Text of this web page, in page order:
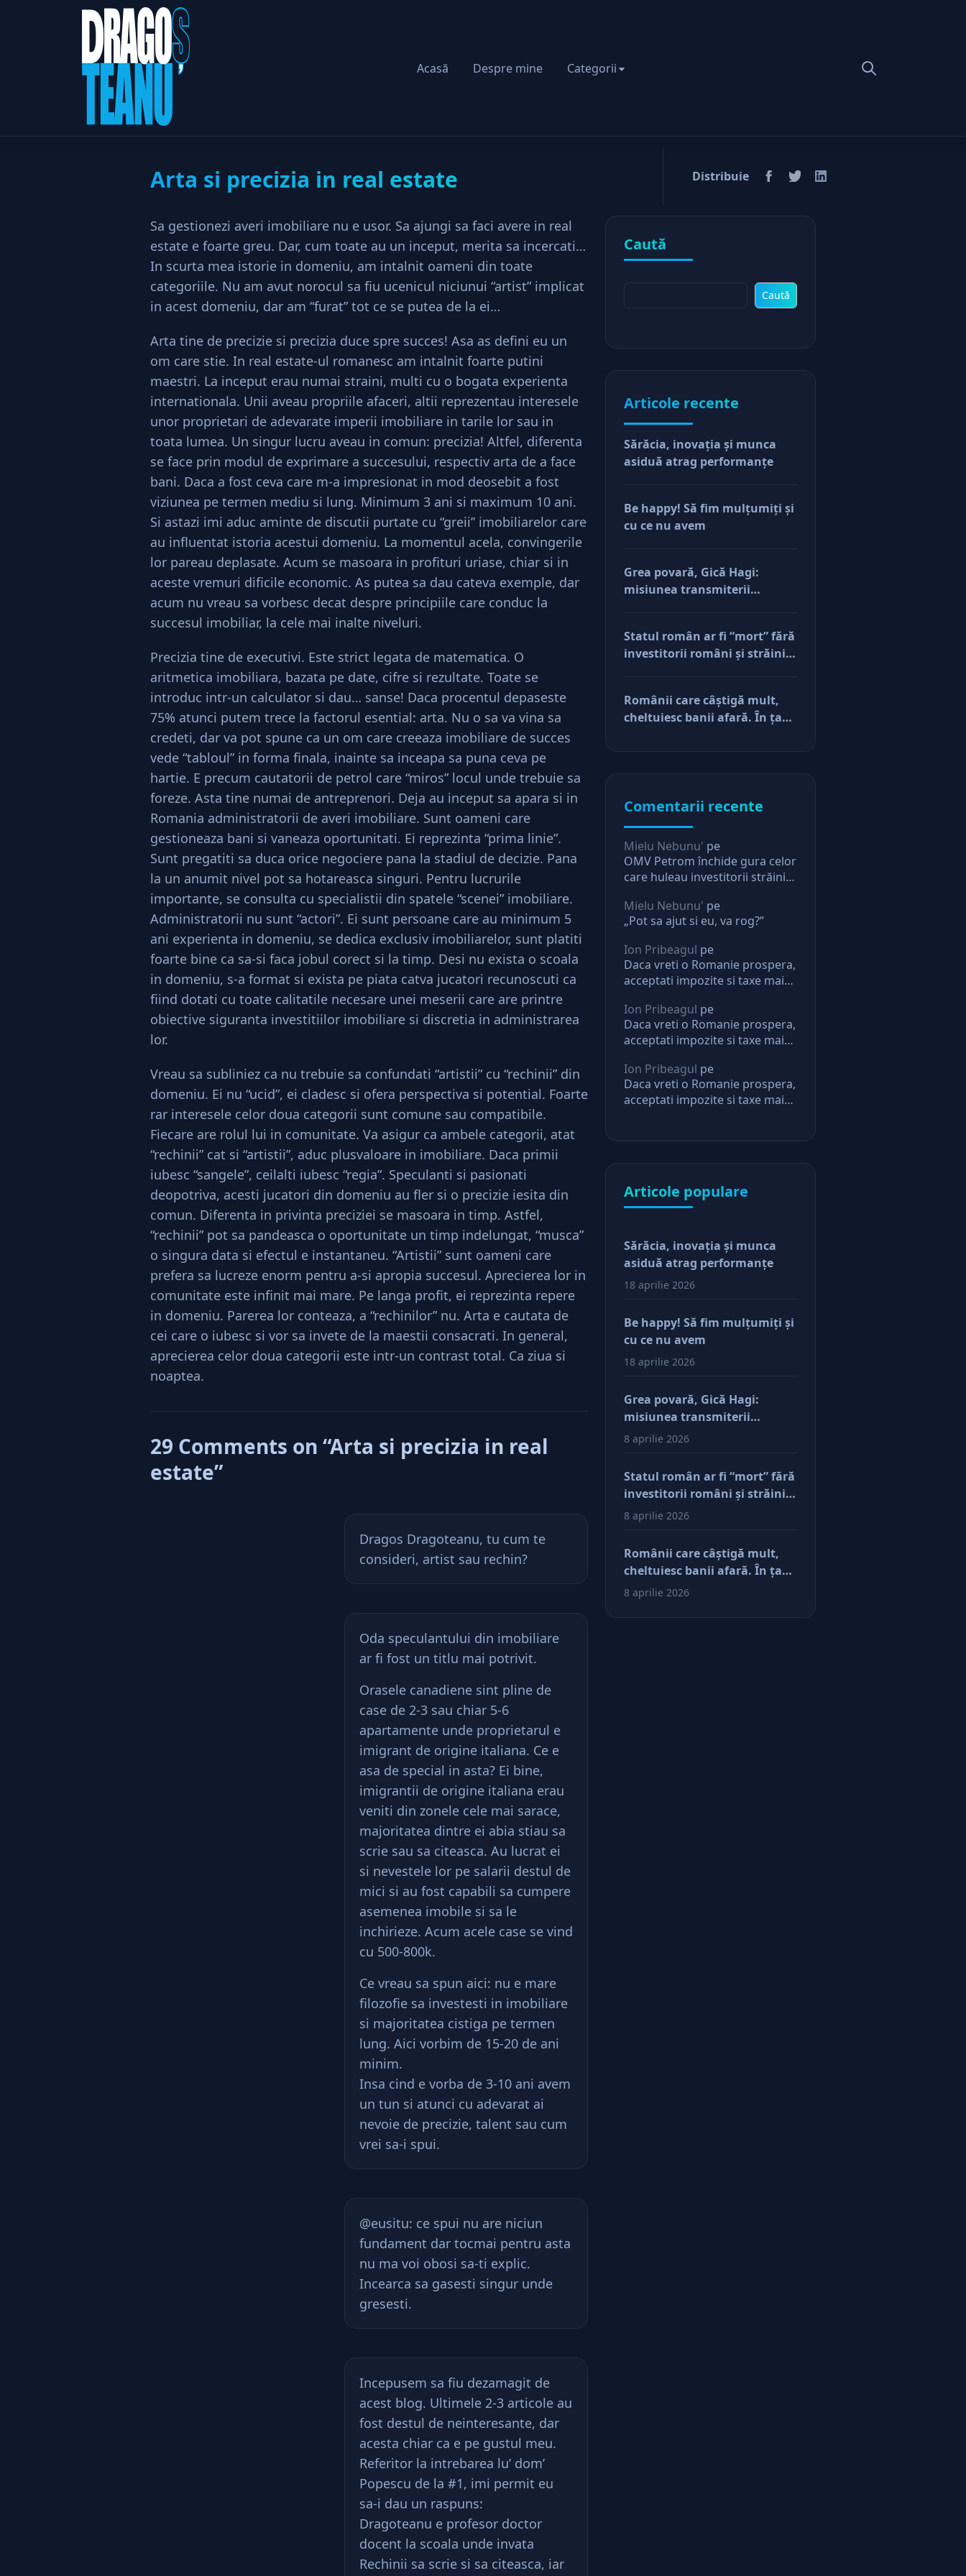
Acasă Despre mine Categorii
Home
Arta si precizia in real estate Distribuie
Sa gestionezi averi imobiliare nu e usor. Sa ajungi sa faci avere in real
estate e foarte greu. Dar, cum toate au un inceput, merita sa incercati…
In scurta mea istorie in domeniu, am intalnit oameni din toate
categoriile. Nu am avut norocul sa fiu ucenicul niciunui “artist” implicat
in acest domeniu, dar am “furat” tot ce se putea de la ei…
Arta tine de precizie si precizia duce spre succes! Asa as defini eu un
om care stie. In real estate-ul romanesc am intalnit foarte putini
maestri. La inceput erau numai straini, multi cu o bogata experienta
internationala. Unii aveau propriile afaceri, altii reprezentau interesele
unor proprietari de adevarate imperii imobiliare in tarile lor sau in
toata lumea. Un singur lucru aveau in comun: precizia! Altfel, diferenta
se face prin modul de exprimare a succesului, respectiv arta de a face
bani. Daca a fost ceva care m-a impresionat in mod deosebit a fost
viziunea pe termen mediu si lung. Minimum 3 ani si maximum 10 ani.
Si astazi imi aduc aminte de discutii purtate cu “greii’’ imobiliarelor care
au influentat istoria acestui domeniu. La momentul acela, convingerile
lor pareau deplasate. Acum se masoara in profituri uriase, chiar si in
aceste vremuri dificile economic. As putea sa dau cateva exemple, dar
acum nu vreau sa vorbesc decat despre principiile care conduc la
succesul imobiliar, la cele mai inalte niveluri.
Precizia tine de executivi. Este strict legata de matematica. O
aritmetica imobiliara, bazata pe date, cifre si rezultate. Toate se
introduc intr-un calculator si dau… sanse! Daca procentul depaseste
75% atunci putem trece la factorul esential: arta. Nu o sa va vina sa
credeti, dar va pot spune ca un om care creeaza imobiliare de succes
vede “tabloul” in forma finala, inainte sa inceapa sa puna ceva pe
hartie. E precum cautatorii de petrol care “miros” locul unde trebuie sa
foreze. Asta tine numai de antreprenori. Deja au inceput sa apara si in
Romania administratorii de averi imobiliare. Sunt oameni care
gestioneaza bani si vaneaza oportunitati. Ei reprezinta “prima linie”.
Sunt pregatiti sa duca orice negociere pana la stadiul de decizie. Pana
la un anumit nivel pot sa hotareasca singuri. Pentru lucrurile
importante, se consulta cu specialistii din spatele “scenei” imobiliare.
Administratorii nu sunt “actori”. Ei sunt persoane care au minimum 5
ani experienta in domeniu, se dedica exclusiv imobiliarelor, sunt platiti
foarte bine ca sa-si faca jobul corect si la timp. Desi nu exista o scoala
in domeniu, s-a format si exista pe piata catva jucatori recunoscuti ca
fiind dotati cu toate calitatile necesare unei meserii care are printre
obiective siguranta investitiilor imobiliare si discretia in administrarea
lor.
Vreau sa subliniez ca nu trebuie sa confundati “artistii” cu “rechinii” din
domeniu. Ei nu “ucid”, ei cladesc si ofera perspectiva si potential. Foarte
rar interesele celor doua categorii sunt comune sau compatibile.
Fiecare are rolul lui in comunitate. Va asigur ca ambele categorii, atat
“rechinii” cat si “artistii”, aduc plusvaloare in imobiliare. Daca primii
iubesc “sangele”, ceilalti iubesc “regia”. Speculanti si pasionati
deopotriva, acesti jucatori din domeniu au fler si o precizie iesita din
comun. Diferenta in privinta preciziei se masoara in timp. Astfel,
“rechinii” pot sa pandeasca o oportunitate un timp indelungat, “musca”
o singura data si efectul e instantaneu. “Artistii” sunt oameni care
prefera sa lucreze enorm pentru a-si apropia succesul. Aprecierea lor in
comunitate este infinit mai mare. Pe langa profit, ei reprezinta repere
in domeniu. Parerea lor conteaza, a “rechinilor” nu. Arta e cautata de
cei care o iubesc si vor sa invete de la maestii consacrati. In general,
aprecierea celor doua categorii este intr-un contrast total. Ca ziua si
noaptea.
29 Comments on “Arta si precizia in real
estate”
Dragos Dragoteanu, tu cum te
consideri, artist sau rechin?
Oda speculantului din imobiliare
ar fi fost un titlu mai potrivit.
Orasele canadiene sint pline de
case de 2-3 sau chiar 5-6
apartamente unde proprietarul e
imigrant de origine italiana. Ce e
asa de special in asta? Ei bine,
imigrantii de origine italiana erau
veniti din zonele cele mai sarace,
majoritatea dintre ei abia stiau sa
scrie sau sa citeasca. Au lucrat ei
si nevestele lor pe salarii destul de
mici si au fost capabili sa cumpere
asemenea imobile si sa le
inchirieze. Acum acele case se vind
cu 500-800k.
Ce vreau sa spun aici: nu e mare
filozofie sa investesti in imobiliare
si majoritatea cistiga pe termen
lung. Aici vorbim de 15-20 de ani
minim.
Insa cind e vorba de 3-10 ani avem
un tun si atunci cu adevarat ai
nevoie de precizie, talent sau cum
vrei sa-i spui.
@eusitu: ce spui nu are niciun
fundament dar tocmai pentru asta
nu ma voi obosi sa-ti explic.
Incearca sa gasesti singur unde
gresesti.
Incepusem sa fiu dezamagit de
acest blog. Ultimele 2-3 articole au
fost destul de neinteresante, dar
acesta chiar ca e pe gustul meu.
Referitor la intrebarea lu’ dom’
Popescu de la #1, imi permit eu
sa-i dau un raspuns:
Dragoteanu e profesor doctor
docent la scoala unde invata
Rechinii sa scrie si sa citeasca, iar
Caută
Caută
Articole recente
Sărăcia, inovaţia şi munca
asiduă atrag performanţe
Be happy! Să fim mulţumiţi şi
cu ce nu avem
Grea povară, Gică Hagi:
misiunea transmiterii
care vor să-și lase moştenire
afacerile
Statul român ar fi “mort” fără
investitorii români şi străini.
face diferenţa între cine îl
tine în viaţă şi cine i-a făcut
Românii care câştigă mult,
cheltuiesc banii afară. În ţară
Comentarii recente
Mielu Nebunu' pe
OMV Petrom închide gura celor
care huleau investitorii străini.
Mielu Nebunu' pe
„Pot sa ajut si eu, va rog?”
Ion Pribeagul pe
Daca vreti o Romanie prospera,
acceptati impozite si taxe mai
asteptari de la stat
Ion Pribeagul pe
Daca vreti o Romanie prospera,
acceptati impozite si taxe mai
asteptari de la stat
Ion Pribeagul pe
Daca vreti o Romanie prospera,
acceptati impozite si taxe mai
Articole populare
Sărăcia, inovaţia şi munca
asiduă atrag performanţe
18 aprilie 2026
Be happy! Să fim mulţumiţi şi
cu ce nu avem
18 aprilie 2026
Grea povară, Gică Hagi:
misiunea transmiterii
valorilor şi a mentalităţii o
care vor să-și lase moştenire
afacerile
8 aprilie 2026
Statul român ar fi “mort” fără
investitorii români şi străini.
După părerea mea, acum e
face diferenţa între cine îl
tine în viaţă şi cine i-a făcut
rău
8 aprilie 2026
Românii care câştigă mult,
cheltuiesc banii afară. În ţară
rămâne mărunţişul
8 aprilie 2026